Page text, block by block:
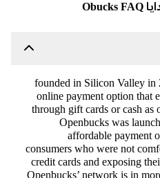
, founded in Silicon
online payment
through gift cards or
Openbucks was
affordable
consumers who were
credit cards and
Openbucks’ network is